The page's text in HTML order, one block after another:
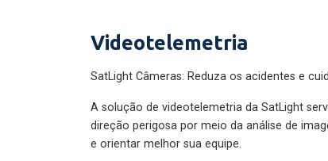
Videotelemetria
SatLight Câmeras: Reduza os acidentes e
A solução de videotelemetria da SatLight
direção perigosa por meio da análise de
e orientar melhor sua equipe.